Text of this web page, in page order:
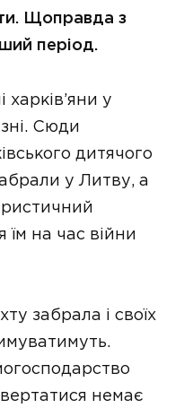
Щоправда з
період.
харків’яни у
Сюди
дитячого
у Литву, а
на час війни
забрала і своїх
немає